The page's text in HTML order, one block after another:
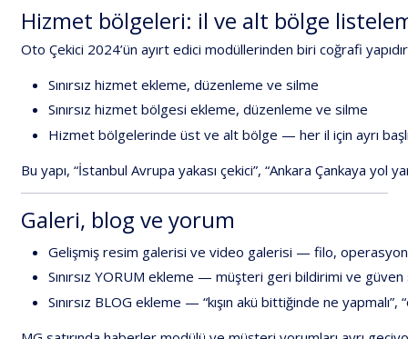
Hizmet bölgeleri: il ve alt bölge
Oto Çekici 2024’ün ayırt edici modüllerinden biri coğrafi
Sınırsız hizmet ekleme, düzenleme ve silme
Sınırsız hizmet bölgesi ekleme, düzenleme ve silme
Hizmet bölgelerinde üst ve alt bölge — her il için ayrı
Bu yapı, “İstanbul Avrupa yakası çekici”, “Ankara Çankaya yol
Galeri, blog ve yorum
Gelişmiş resim galerisi ve video galerisi — filo,
Sınırsız YORUM ekleme — müşteri geri bildirimi ve güven
Sınırsız BLOG ekleme — “kışın akü bittiğinde ne yapmalı”,